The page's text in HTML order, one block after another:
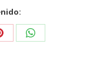
Share